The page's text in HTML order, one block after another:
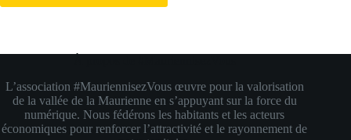
L’association #MauriennisezVous œuvre pour la valorisation
de la vallée de la Maurienne en s’appuyant sur la force du
numérique. Nous fédérons les habitants et les acteurs
économiques pour renforcer l’attractivité et le rayonnement de